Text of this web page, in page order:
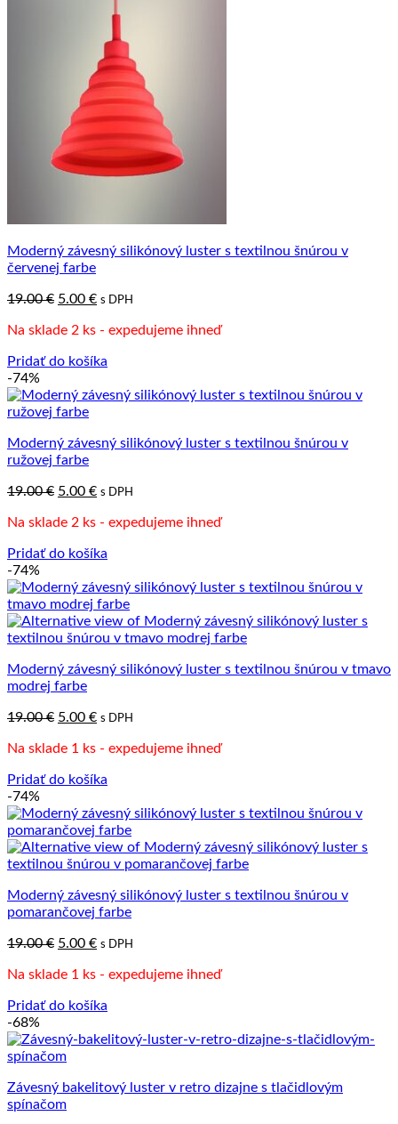
Moderný závesný silikónový luster s textilnou šnúrou v
červenej farbe
19.00€ Pôvodná
bola:
5.00 €Aktuálna
je:
s DPH
Na sklade 2 ks - expedujeme ihneď
Pridať do košíka
-74%
Moderný závesný silikónový luster s textilnou šnúrou v
ružovej farbe
19.00€ Pôvodná
bola:
5.00 €Aktuálna
je:
s DPH
Na sklade 2 ks - expedujeme ihneď
Pridať do košíka
-74%
Moderný závesný silikónový luster s textilnou šnúrou v tmavo
modrej farbe
19.00€ Pôvodná
bola:
5.00 €Aktuálna
je:
s DPH
Na sklade 1 ks - expedujeme ihneď
Pridať do košíka
-74%
Moderný závesný silikónový luster s textilnou šnúrou v
pomarančovej farbe
19.00€ Pôvodná
bola:
5.00 €Aktuálna
je:
s DPH
Na sklade 1 ks - expedujeme ihneď
Pridať do košíka
-68%
Závesný bakelitový luster v retro dizajne s tlačidlovým
spínačom